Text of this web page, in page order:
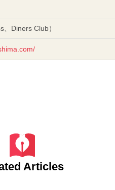
Diners Club）
Articles